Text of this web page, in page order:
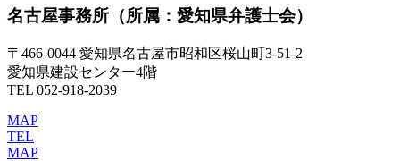
名古屋事務所 （所属：愛知県弁護士会）
〒466-0044 愛知県名古屋市昭和区桜山町3-51-2
愛知県建設センター4階
TEL 052-918-2039
MAP
TEL
MAP